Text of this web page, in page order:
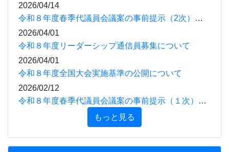
2026/04/14
令和８年度春季代議員会議案の事前提示（2次）について
2026/04/01
令和８年度リーダーシップ通信員募集について
2026/04/01
令和８年度全国大会実施基準の公開について
2026/02/12
令和８年度春季代議員会議案の事前提示（１次）について
もっと見る